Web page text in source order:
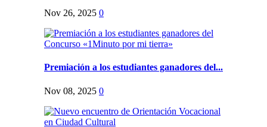
Nov 26, 2025 0
Premiación a los estudiantes ganadores del...
Nov 08, 2025 0